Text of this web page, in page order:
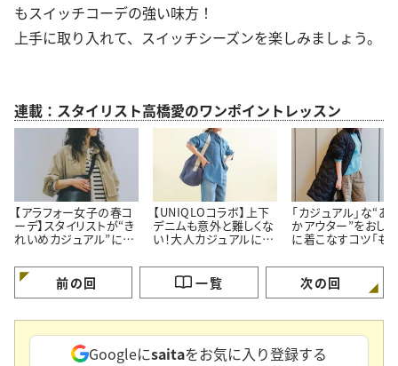
もスイッチコーデの強い味方！
上手に取り入れて、スイッチシーズンを楽しみましょう。
連載：スタイリスト高橋愛のワンポイントレッスン
【アラフォー女子の春コ
ーデ】スタイリストが“き
れいめカジュアル”に欠
紹介
【UNIQLOコラボ】上下
デニムも意外と難しくな
い！大人カジュアルに着
術」
「カジュアル」な“あ
かアウター”をおし
に着こなすコツ「も
前の回 一覧 次の回
Googleにsaitaをお気に入り登録する